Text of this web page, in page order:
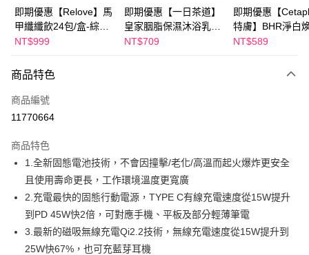
Google Pay
全盈+PAY
相關說明
AFTEE先享後付是「在收到商品之後才付款」的支付方式。 讓您購物簡單
便利好安心！
３．安心：先確認商品／服務後，再付款。
【「AFTEE先享後付」結帳流程】
１．於結帳方式選擇「AFTEE先享後付」後，將跳轉至「AFTEE先享後付」
結帳頁面，進行簡訊認證並確認金額後，即可完成結帳。
２．訂單成立數日內，您將收到繳費通知簡訊。
３．收到繳費通知簡訊後14天內，點擊此簡訊中的連結，可透過四大超商／
ATM／網路銀行／等多元方式進行付款，方視為交易完成。
※ 請注意：結帳手續完成當下不需立刻繳費，但若您需要取消訂單，請聯絡
ATM付款
每筆NT$100，滿NT$600(含以上)免運費
離島配送
每筆NT$150，滿NT$1,500(含以上)免運費
即期優惠【Relove】馬
甲纖纖飲24包/盒-綜合
口味(效期2027-01-22)
NT$999
即期優惠【一日茶道】
皇家胭脂保濕沐浴乳
600ml 效期2027/2/19
NT$709
即期優惠【
特膚】BHR淨白
妝水 150mL 效期
NT$589
商品特色
商品編號
11770664
商品特色
1.全新固態電池技術，不會因撞擊/老化/高溫而起火爆炸更安全
且使用壽命更長，工作環境溫度更寬廣
2.充電最快的固態行動電源，TYPE C有線充電速度從15W提升
到PD 45W快2倍，可對應手機、平板及部分輕薄筆電
3.最新的磁吸無線充電Qi2.2技術，無線充電速度從15W提升到
25W快67%，也可充藍芽耳機